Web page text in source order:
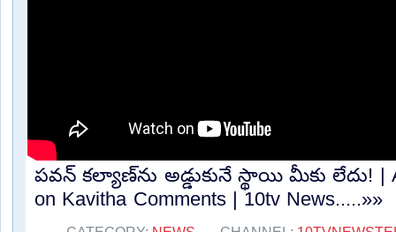
పవన్‌ కల్యాణ్‌ను అడ్డుకునే స్థాయి మీకు లేదు! |
on Kavitha Comments | 10tv News.....»»